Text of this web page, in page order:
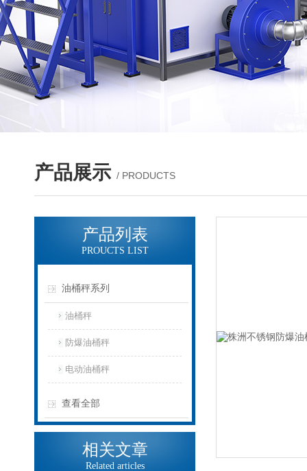
产品展示 / PRODUCTS
产品列表
PROUCTS LIST
油桶秤系列
油桶秤
防爆油桶秤
电动油桶秤
查看全部
相关文章
Related articles